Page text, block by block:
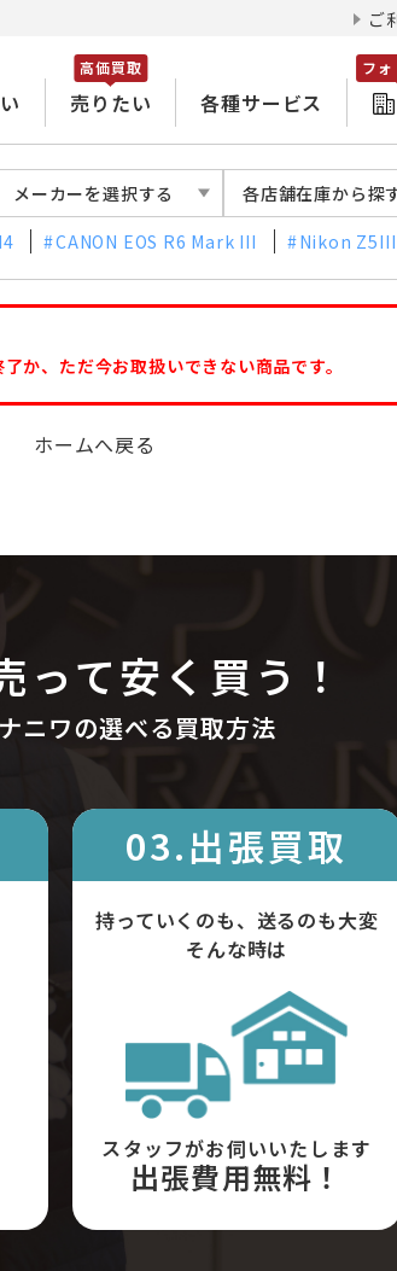
ご
売りたい
高価買取
各種サービス
フォ
メーカーを選択する 各店舗在庫から探
CANON EOS R6 Mark III Nikon Z5III
か、ただ今お取扱いできない商品です。
ホームへ戻る
って安く買う！
ニワの選べる買取方法
03.出張買取
持っていくのも、送るのも大変
そんな時は
スタッフがお伺いいたします
出張費用無料！